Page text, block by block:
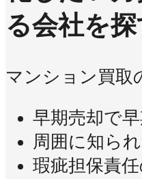
る会社を探
マンション買取
早期売却で
周囲に知ら
瑕疵担保責